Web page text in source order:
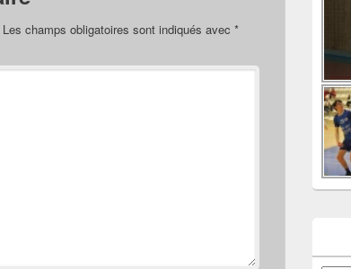
Les champs obligatoires sont indiqués avec *